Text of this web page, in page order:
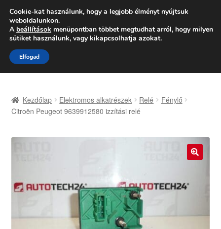
SZÁLLÍTÁS 2618 Ft-tól
Hétfő-Péntek 9:00–16:0006 80 088 054
Ugrás
a
navigációhoz
Kilépés
a
tartalomba
Adatvédelmi irányelvek
Kifizetések
Kezdőlap Elektromos alkatrészek Relé
Fénylő
Citroën Peugeot 9639912580 izzítási relé
Cookie-kat használunk, hogy a legjobb élményt nyújtsuk
weboldalunkon.
A beállítások menüpontban többet megtudhat arról, hogy milyen
sütiket használunk, vagy kikapcsolhatja azokat.
Elfogad